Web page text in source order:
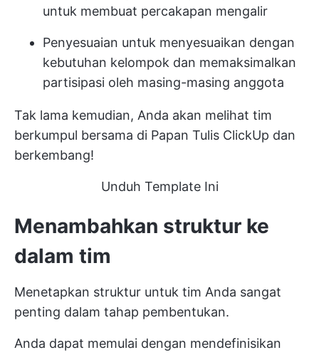
untuk membuat percakapan mengalir
Penyesuaian untuk menyesuaikan dengan
kebutuhan kelompok dan memaksimalkan
partisipasi oleh masing-masing anggota
Tak lama kemudian, Anda akan melihat tim
berkumpul bersama di Papan Tulis ClickUp dan
berkembang!
Unduh Template Ini
Menambahkan struktur ke
dalam tim
Menetapkan struktur untuk tim Anda sangat
penting dalam tahap pembentukan.
Anda dapat memulai dengan mendefinisikan